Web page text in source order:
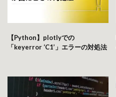
【Python】plotlyでの
「keyerror ‘C1’」エラーの対処法